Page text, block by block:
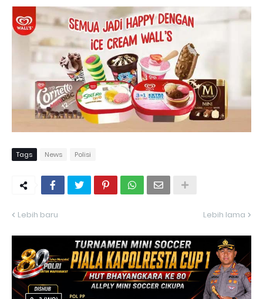
Tags News Polisi
Lebih baru Lebih lama